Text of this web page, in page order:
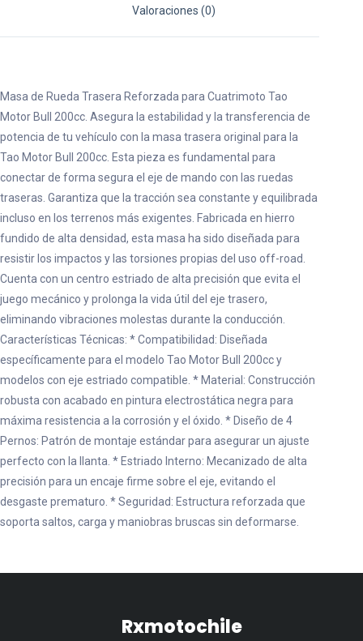
Valoraciones (0)
Masa de Rueda Trasera Reforzada para Cuatrimoto Tao
Motor Bull 200cc. Asegura la estabilidad y la transferencia de
potencia de tu vehículo con la masa trasera original para la
Tao Motor Bull 200cc. Esta pieza es fundamental para
conectar de forma segura el eje de mando con las ruedas
traseras. Garantiza que la tracción sea constante y equilibrada
incluso en los terrenos más exigentes. Fabricada en hierro
fundido de alta densidad, esta masa ha sido diseñada para
resistir los impactos y las torsiones propias del uso off-road.
Cuenta con un centro estriado de alta precisión que evita el
juego mecánico y prolonga la vida útil del eje trasero,
eliminando vibraciones molestas durante la conducción.
Características Técnicas: * Compatibilidad: Diseñada
específicamente para el modelo Tao Motor Bull 200cc y
modelos con eje estriado compatible. * Material: Construcción
robusta con acabado en pintura electrostática negra para
máxima resistencia a la corrosión y el óxido. * Diseño de 4
Pernos: Patrón de montaje estándar para asegurar un ajuste
perfecto con la llanta. * Estriado Interno: Mecanizado de alta
precisión para un encaje firme sobre el eje, evitando el
desgaste prematuro. * Seguridad: Estructura reforzada que
soporta saltos, carga y maniobras bruscas sin deformarse.
Rxmotochile